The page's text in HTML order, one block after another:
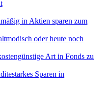
in Aktien sparen zum
oder heute noch
Art in Fonds zu
Sparen in